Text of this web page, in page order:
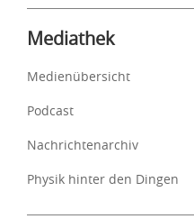
Mediathek
Medienübersicht
Podcast
Nachrichtenarchiv
Physik hinter den Dingen